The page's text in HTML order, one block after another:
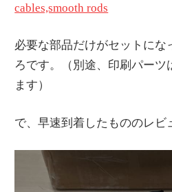
cables,smooth rods
必要な部品だけがセットにな
ろです。（別途、印刷パーツ
ます）
で、早速到着したもののレビ